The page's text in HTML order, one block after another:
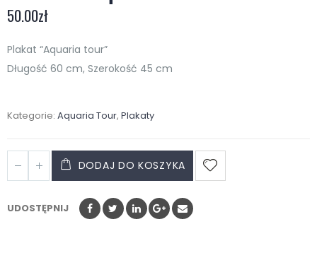
50.00zł
Plakat “Aquaria tour”
Długość 60 cm, Szerokość 45 cm
Kategorie: Aquaria Tour, Plakaty
DODAJ DO KOSZYKA
UDOSTĘPNIJ